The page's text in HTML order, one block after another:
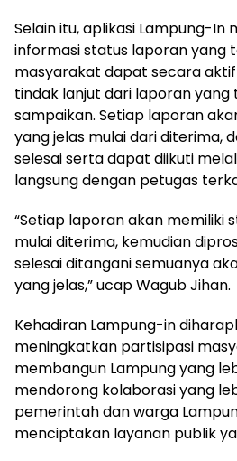
Selain itu, aplikasi Lampung-In
informasi status laporan yang
masyarakat dapat secara
tindak lanjut dari laporan
sampaikan. Setiap laporan
yang jelas mulai dari diterima,
selesai serta dapat diikuti
langsung dengan petugas
“Setiap laporan akan memiliki
mulai diterima, kemudian
selesai ditangani semuanya
yang jelas,” ucap Wagub Jihan.
Kehadiran Lampung-in
meningkatkan partisipasi
membangun Lampung yang
mendorong kolaborasi yang
pemerintah dan warga
menciptakan layanan publik